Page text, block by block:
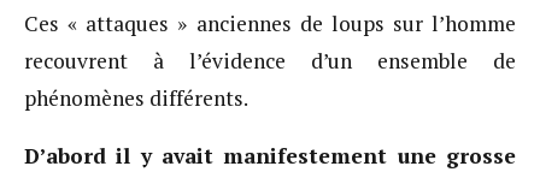
Ces « attaques » anciennes de loups sur l’homme
recouvrent à l’évidence d’un ensemble de
phénomènes différents.
D’abord il y avait manifestement une grosse